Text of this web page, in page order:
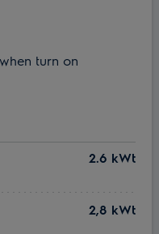
turn on
2.6 kWt
2,8 kWt